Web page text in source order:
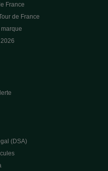
France
de France
(DSA)